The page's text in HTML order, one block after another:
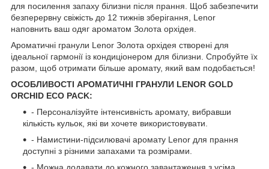
для посилення запаху білизни після прання. Щоб забезпечити
безперервну свіжість до 12 тижнів зберігання, Lenor
наповнить ваш одяг ароматом Золота орхідея.
Ароматичні гранули Lenor Золота орхідея створені для
ідеальної гармонії із кондиціонером для білизни. Спробуйте їх
разом, щоб отримати більше аромату, який вам подобається!
ОСОБЛИВОСТІ АРОМАТИЧНІ ГРАНУЛИ LENOR GOLD
ORCHID ECO PACK:
- Персоналізуйте інтенсивність аромату, вибравши
кількість кульок, які ви хочете використовувати.
- Намистини-підсилювачі аромату Lenor для прання
доступні з різними запахами та розмірами.
- Можна додавати до кожного завантаження з усіма